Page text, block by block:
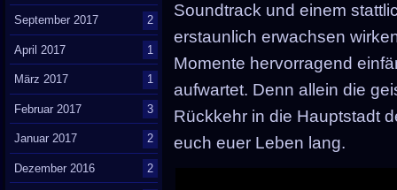
Soundtrack und einem
erstaunlich erwachsen
Momente hervorragend
aufwartet. Denn allein die
Rückkehr in die Hauptstadt
euch euer Leben lang.
September 2017 2
April 2017 1
März 2017 1
Februar 2017 3
Januar 2017 2
Dezember 2016 2